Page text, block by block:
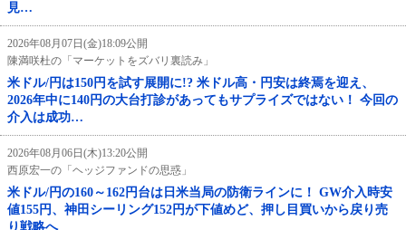
見…
2026年08月07日(金)18:09公開
陳満咲杜の「マーケットをズバリ裏読み」
米ドル/円は150円を試す展開に!? 米ドル高・円安は終焉を迎え、
2026年中に140円の大台打診があってもサプライズではない！ 今回の
介入は成功…
2026年08月06日(木)13:20公開
西原宏一の「ヘッジファンドの思惑」
米ドル/円の160～162円台は日米当局の防衛ラインに！ GW介入時安
値155円、神田シーリング152円が下値めど、押し目買いから戻り売
り戦略へ